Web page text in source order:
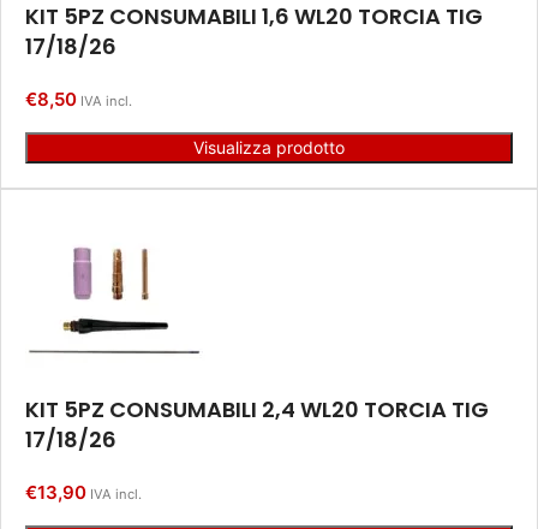
KIT 5PZ CONSUMABILI 1,6 WL20 TORCIA TIG
17/18/26
€8,50 IVA incl.
Visualizza prodotto
KIT 5PZ CONSUMABILI 2,4 WL20 TORCIA TIG
17/18/26
€13,90 IVA incl.